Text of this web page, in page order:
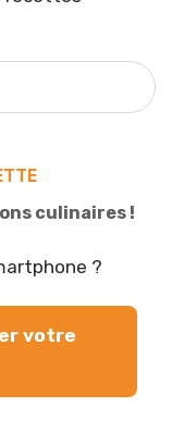
culinaires !
?
votre